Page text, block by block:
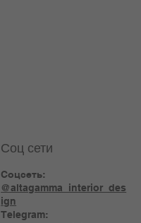
Соц сети
Соцсеть:
@altagamma_interior_des
ign
Telegram: